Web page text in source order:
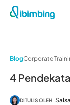
BlogCorporate
4
DITULIS OLEH